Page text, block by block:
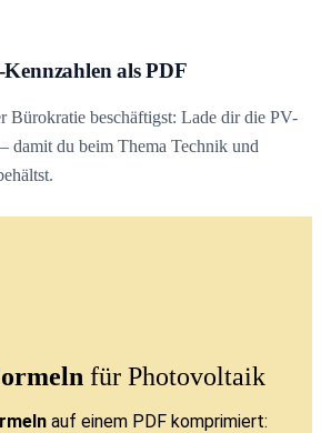
als PDF
Bürokratie beschäftigst: Lade dir die PV-
damit du beim Thema Technik und
für Photovoltaik
auf einem PDF komprimiert: